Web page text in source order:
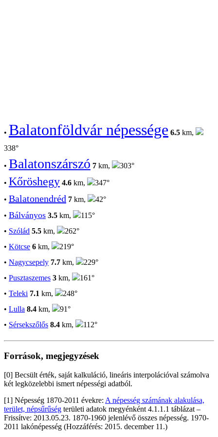
• Balatonföldvár népessége 6.5 km,
338°
• Balatonszárszó 7 km, 303°
• Kőröshegy 4.6 km,
347°
• Balatonendréd 7 km,
42°
• Bálványos 3.5 km,
115°
• Szólád 5.5 km,
262°
• Kötcse 6 km,
219°
• Nagycsepely 7.7 km,
229°
• Pusztaszemes 3 km,
161°
• Teleki 7.1 km,
248°
• Lulla 8.4 km,
91°
• Sérsekszőlős 8.4 km, 112°
Források, megjegyzések
[0] Becsült érték, saját kalkuláció, lineáris interpolációval számolva
két legközelebbi ismert népességi adatból.
[1] Népesség 1870-2011 évekre: A népesség számának alakulása,
terület, népsűrűség területi adatok megyénként 4.1.1.1 táblázat –
Frissítve: 2013.05.23. 1870-1960 jelenlévő összes népesség. 1970-
2011 lakónépesség (Hozzáférés: 2015. december 11.)